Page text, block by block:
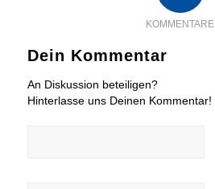
KOMMENTARE
Dein Kommentar
An Diskussion beteiligen?
Hinterlasse uns Deinen Kommentar!